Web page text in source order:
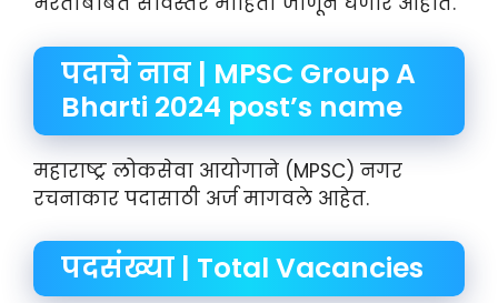
पदाचे नाव | MPSC Group A
Bharti 2024 post’s name
महाराष्ट्र लोकसेवा आयोगाने (MPSC) नगर
रचनाकार पदासाठी अर्ज मागवले आहेत.
पदसंख्या | Total Vacancies